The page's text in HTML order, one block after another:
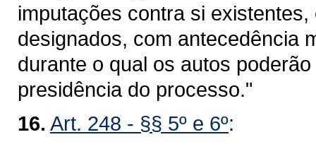
imputações contra si
designados, com antecedência
durante o qual os autos
presidência do processo."
16. Art. 248 - §§ 5º e 6º: